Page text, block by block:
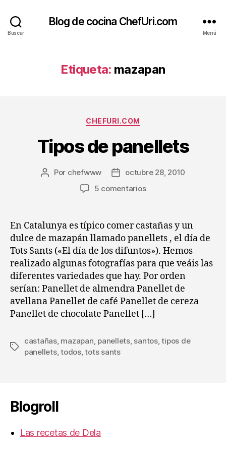
Buscar
Blog de cocina ChefUri.com
Menú
Etiqueta: mazapan
Categorías
CHEFURI.COM
Tipos de panellets
Autor
Por chefwww
Fechaoctubre 28, 2010
5 comentariosen
panellets
En Catalunya es típico comer castañas y un
dulce de mazapán llamado panellets , el día de
Tots Sants («El día de los difuntos»). Hemos
realizado algunas fotografías para que veáis las
diferentes variedades que hay. Por orden
serían: Panellet de almendra Panellet de
avellana Panellet de café Panellet de cereza
Panellet de chocolate Panellet […]
Etiquetas
castañas, mazapan panellets, santos,tipos de
panellets,todos,tots sants
Blogroll
Las recetas de Dela